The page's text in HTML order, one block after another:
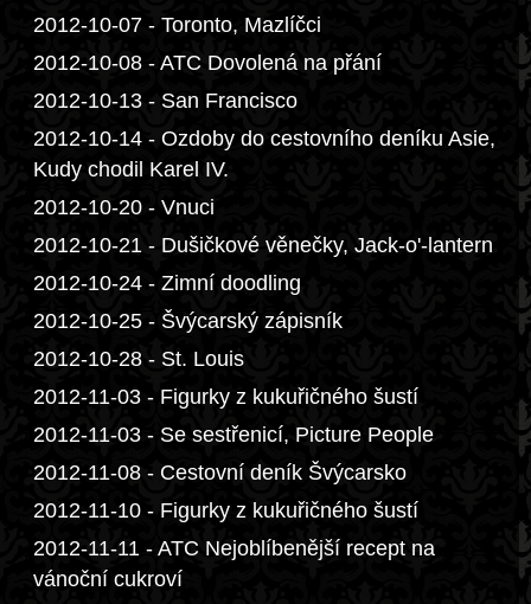
2012-10-07 - Toronto, Mazlíčci
2012-10-08 - ATC Dovolená na přání
2012-10-13 - San Francisco
2012-10-14 - Ozdoby do cestovního deníku Asie,
Kudy chodil Karel IV.
2012-10-20 - Vnuci
2012-10-21 - Dušičkové věnečky, Jack-o'-lantern
2012-10-24 - Zimní doodling
2012-10-25 - Švýcarský zápisník
2012-10-28 - St. Louis
2012-11-03 - Figurky z kukuřičného šustí
2012-11-03 - Se sestřenicí, Picture People
2012-11-08 - Cestovní deník Švýcarsko
2012-11-10 - Figurky z kukuřičného šustí
2012-11-11 - ATC Nejoblíbenější recept na
vánoční cukroví